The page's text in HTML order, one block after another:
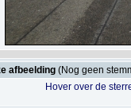
afbeelding (Nog geen
Hover over de